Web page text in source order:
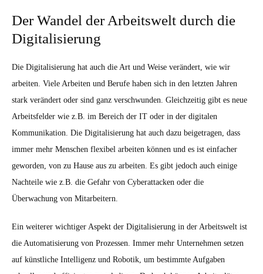
Der Wandel der Arbeitswelt durch die
Digitalisierung
Die Digitalisierung hat auch die Art und Weise verändert, wie wir
arbeiten. Viele Arbeiten und Berufe haben sich in den letzten Jahren
stark verändert oder sind ganz verschwunden. Gleichzeitig gibt es neue
Arbeitsfelder wie z.B. im Bereich der IT oder in der digitalen
Kommunikation. Die Digitalisierung hat auch dazu beigetragen, dass
immer mehr Menschen flexibel arbeiten können und es ist einfacher
geworden, von zu Hause aus zu arbeiten. Es gibt jedoch auch einige
Nachteile wie z.B. die Gefahr von Cyberattacken oder die
Überwachung von Mitarbeitern.
Ein weiterer wichtiger Aspekt der Digitalisierung in der Arbeitswelt ist
die Automatisierung von Prozessen. Immer mehr Unternehmen setzen
auf künstliche Intelligenz und Robotik, um bestimmte Aufgaben